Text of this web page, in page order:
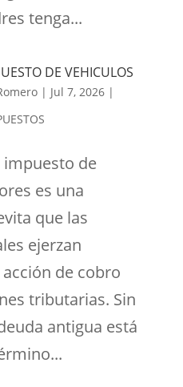
tenga...
DE VEHICULOS
| Jul 7, 2026|
impuesto de
es una
que las
ejerzan
de cobro
tributarias. Sin
antigua está